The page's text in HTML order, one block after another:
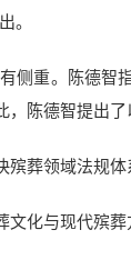
。
侧重。陈德智
陈德智提出了
葬领域法规体
化与现代殡葬